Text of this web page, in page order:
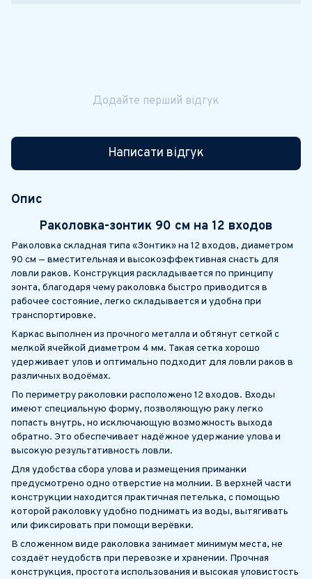
Додайте перший відгук
Написати відгук
Опис
Раколовка-зонтик 90 см на 12 входов
Раколовка складная типа «Зонтик» на 12 входов, диаметром
90 см — вместительная и высокоэффективная снасть для
ловли раков. Конструкция раскладывается по принципу
зонта, благодаря чему раколовка быстро приводится в
рабочее состояние, легко складывается и удобна при
транспортировке.
Каркас выполнен из прочного металла и обтянут сеткой с
мелкой ячейкой диаметром 4 мм. Такая сетка хорошо
удерживает улов и оптимально подходит для ловли раков в
различных водоёмах.
По периметру раколовки расположено 12 входов. Входы
имеют специальную форму, позволяющую раку легко
попасть внутрь, но исключающую возможность выхода
обратно. Это обеспечивает надёжное удержание улова и
высокую результативность ловли.
Для удобства сбора улова и размещения приманки
предусмотрено одно отверстие на молнии. В верхней части
конструкции находится практичная петелька, с помощью
которой раколовку удобно поднимать из воды, вытягивать
или фиксировать при помощи верёвки.
В сложенном виде раколовка занимает минимум места, не
создаёт неудобств при перевозке и хранении. Прочная
конструкция, простота использования и высокая уловистость